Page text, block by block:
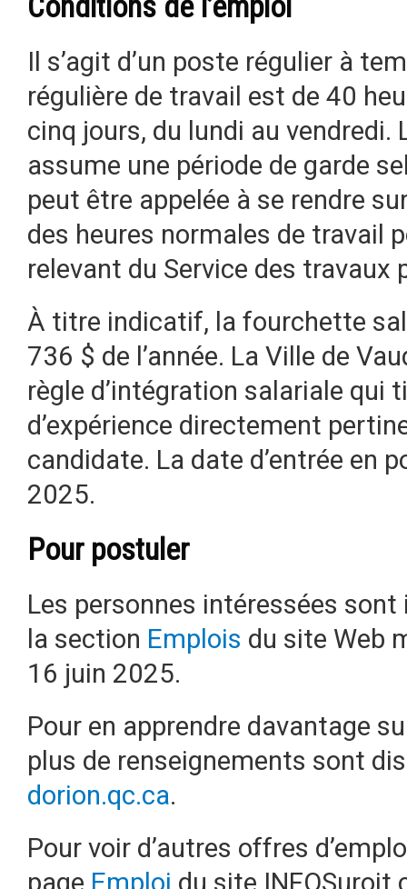
Il s’agit d’un poste régulier à
régulière de travail est de 40
cinq jours, du lundi au
assume une période de garde
peut être appelée à se rendre
des heures normales de travail
relevant du Service des travaux
À titre indicatif, la fourchette
736 $ de l’année. La Ville de
règle d’intégration salariale qui
d’expérience directement
candidate. La date d’entrée en
2025.
Pour postuler
Les personnes intéressées
la section Emplois du site Web
16 juin 2025.
Pour en apprendre davantage
plus de renseignements sont
dorion.qc.ca.
Pour voir d’autres offres
page Emploi du site